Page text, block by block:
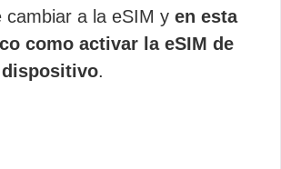
cambiar a la eSIM y en esta
como activar la eSIM de
.